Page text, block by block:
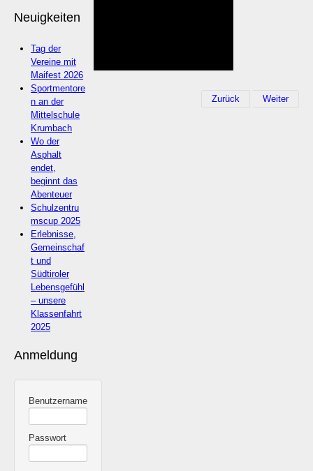
Neuigkeiten
Tag der
Vereine mit
Maifest 2026
Sportmentore
n an der
Mittelschule
Krumbach
Wo der
Asphalt
endet,
beginnt das
Abenteuer
Schulzentru
mscup 2025
Erlebnisse,
Gemeinschaf
t und
Südtiroler
Lebensgefühl
– unsere
Klassenfahrt
2025
Anmeldung
Benutzername
Passwort
Zurück Weiter